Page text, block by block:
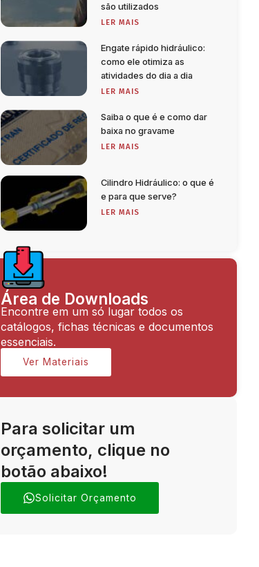
são utilizados
LER MAIS
Engate rápido hidráulico:
como ele otimiza as
atividades do dia a dia
LER MAIS
Saiba o que é e como dar
baixa no gravame
LER MAIS
Cilindro Hidráulico: o que é
e para que serve?
LER MAIS
Área de Downloads
Encontre em um só lugar todos os
catálogos, fichas técnicas e documentos
essenciais.
Ver Materiais
Para solicitar um
orçamento, clique no
botão abaixo!
Solicitar Orçamento